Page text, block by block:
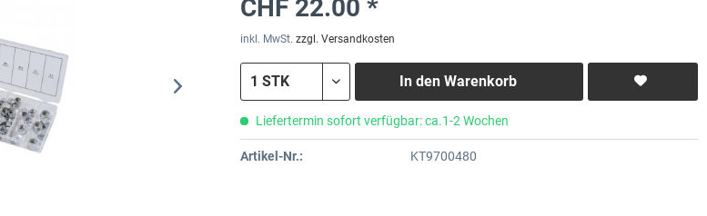
CHF 22.00 *
inkl. MwSt. zzgl. Versandkosten
In den Warenkorb
Liefertermin sofort verfügbar: ca.1-2 Wochen
Artikel-Nr.: KT9700480